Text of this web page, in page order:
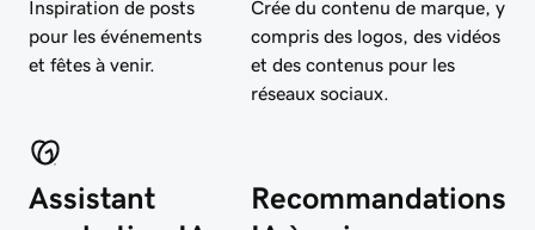
Inspiration de posts
pour les événements
et fêtes à venir.
Crée du contenu de marque, y
compris des logos, des vidéos
et des contenus pour les
réseaux sociaux.
Assistant
Recommandations